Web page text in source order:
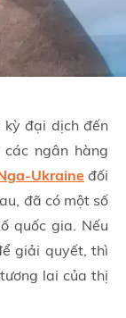
kỳ đại dịch đến
ngân hàng
Ukraine đối
đã có một số
quốc gia. Nếu
giải quyết, thì
lai của thị